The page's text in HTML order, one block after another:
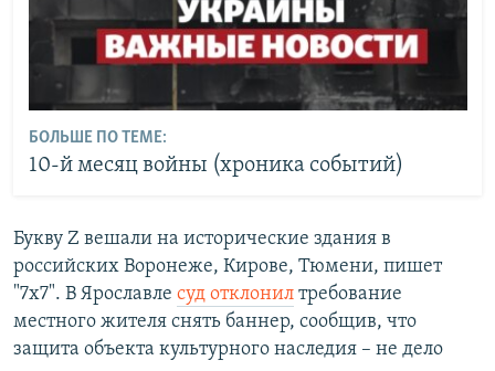
БОЛЬШЕ ПО ТЕМЕ:
10-й месяц войны (хроника событий)
Букву Z вешали на исторические здания в
российских Воронеже, Кирове, Тюмени, пишет
"7x7". В Ярославле суд отклонил требование
местного жителя снять баннер, сообщив, что
защита объекта культурного наследия – не дело